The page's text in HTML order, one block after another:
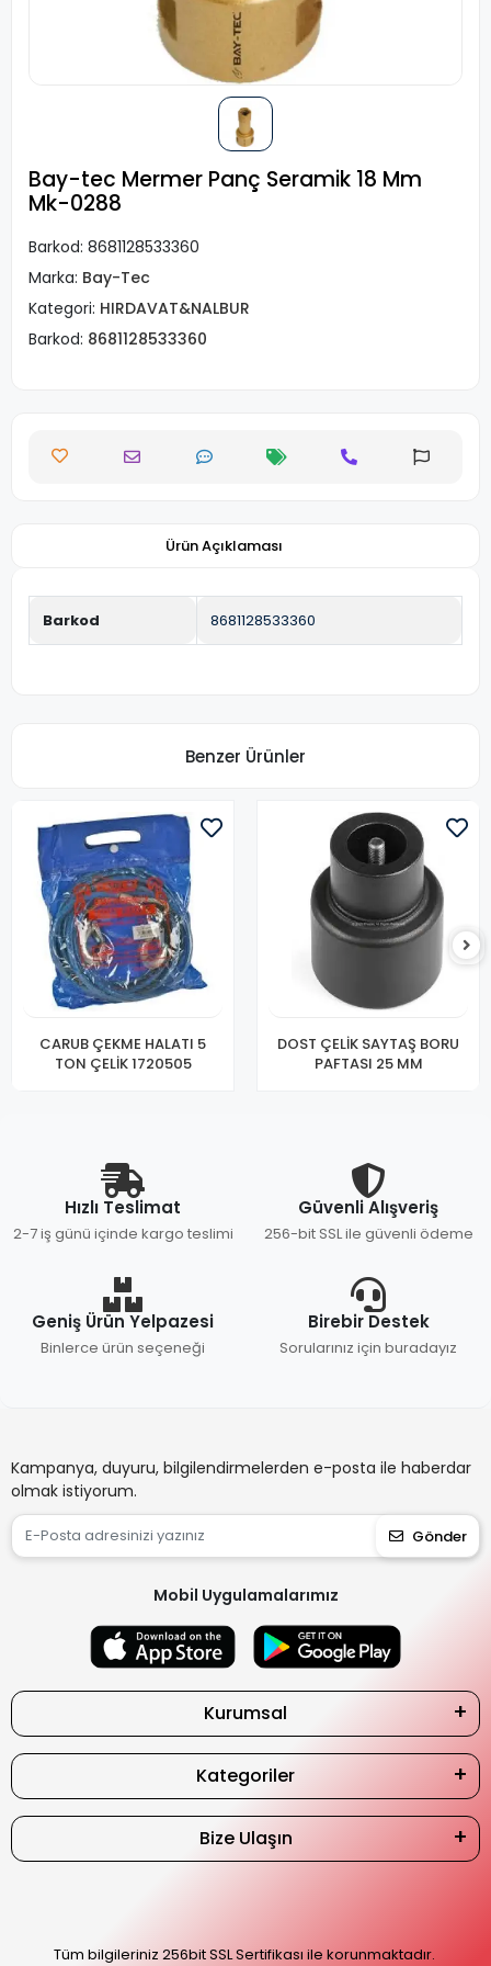
Bay-tec Mermer Panç Seramik 18 Mm
Mk-0288
Barkod: 8681128533360
Marka: Bay-Tec
Kategori: HIRDAVAT&NALBUR
Barkod: 8681128533360
Ürün Açıklaması
Barkod 8681128533360
Benzer Ürünler
CARUB ÇEKME HALATI 5
TON ÇELİK 1720505
DOST ÇELİK SAYTAŞ BORU
PAFTASI 25 MM
Hızlı Teslimat
2-7 iş günü içinde kargo teslimi
Güvenli Alışveriş
256-bit SSL ile güvenli ödeme
Geniş Ürün Yelpazesi
Binlerce ürün seçeneği
Birebir Destek
Sorularınız için buradayız
Kampanya, duyuru, bilgilendirmelerden e-posta ile haberdar
olmak istiyorum.
Gönder
Mobil Uygulamalarımız
Kurumsal
Kategoriler
Bize Ulaşın
Tüm bilgileriniz 256bit SSL Sertifikası ile korunmaktadır.